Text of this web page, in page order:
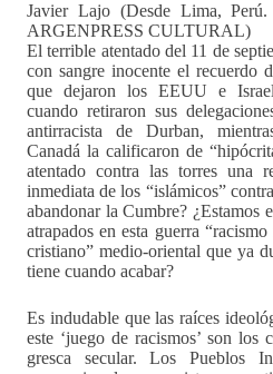
Javier Lajo (Desde Lima, Perú.
ARGENPRESS CULTURAL)
El terrible atentado del 11 de
con sangre inocente el recuerdo
que dejaron los EEUU e
cuando retiraron sus
antirracista de Durban,
Canadá la calificaron de
atentado contra las torres una
inmediata de los “islámicos”
abandonar la Cumbre? ¿Estamos
atrapados en esta guerra
cristiano” medio-oriental que ya
tiene cuando acabar?
Es indudable que las raíces
este ‘juego de racismos’ son los
gresca secular. Los Pueblos